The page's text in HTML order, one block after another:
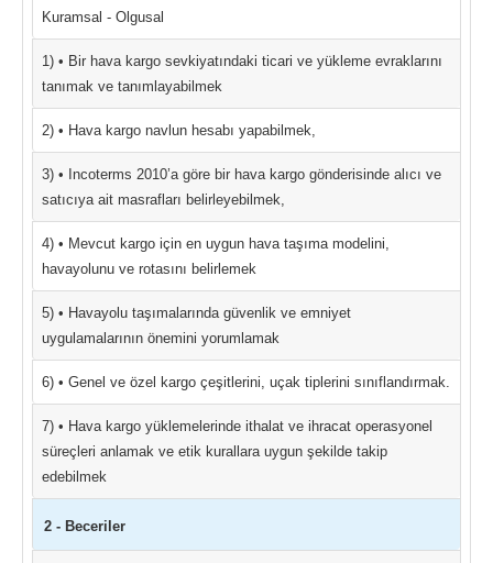
Kuramsal - Olgusal
1) • Bir hava kargo sevkiyatındaki ticari ve yükleme evraklarını
tanımak ve tanımlayabilmek
2) • Hava kargo navlun hesabı yapabilmek,
3) • Incoterms 2010’a göre bir hava kargo gönderisinde alıcı ve
satıcıya ait masrafları belirleyebilmek,
4) • Mevcut kargo için en uygun hava taşıma modelini,
havayolunu ve rotasını belirlemek
5) • Havayolu taşımalarında güvenlik ve emniyet
uygulamalarının önemini yorumlamak
6) • Genel ve özel kargo çeşitlerini, uçak tiplerini sınıflandırmak.
7) • Hava kargo yüklemelerinde ithalat ve ihracat operasyonel
süreçleri anlamak ve etik kurallara uygun şekilde takip
edebilmek
2 - Beceriler